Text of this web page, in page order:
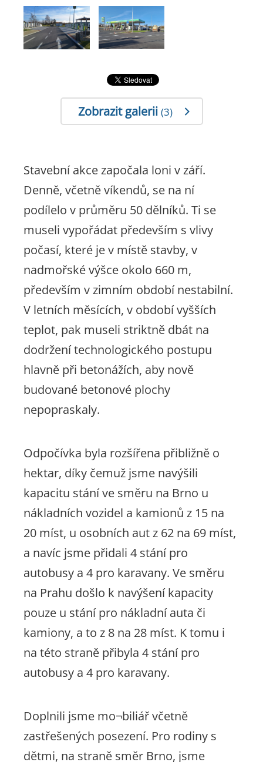
Zobrazit galerii (3)
Stavební akce započala loni v září.
Denně, včetně víkendů, se na ní
podílelo v průměru 50 dělníků. Ti se
museli vypořádat především s vlivy
počasí, které je v místě stavby, v
nadmořské výšce okolo 660 m,
především v zimním období nestabilní.
V letních měsících, v období vyšších
teplot, pak museli striktně dbát na
dodržení technologického postupu
hlavně při betonážích, aby nově
budované betonové plochy
nepopraskaly.
Odpočívka byla rozšířena přibližně o
hektar, díky čemuž jsme navýšili
kapacitu stání ve směru na Brno u
nákladních vozidel a kamionů z 15 na
20 míst, u osobních aut z 62 na 69 míst,
a navíc jsme přidali 4 stání pro
autobusy a 4 pro karavany. Ve směru
na Prahu došlo k navýšení kapacity
pouze u stání pro nákladní auta či
kamiony, a to z 8 na 28 míst. K tomu i
na této straně přibyla 4 stání pro
autobusy a 4 pro karavany.
Doplnili jsme mo¬biliář včetně
zastřešených posezení. Pro rodiny s
dětmi, na straně směr Brno, jsme